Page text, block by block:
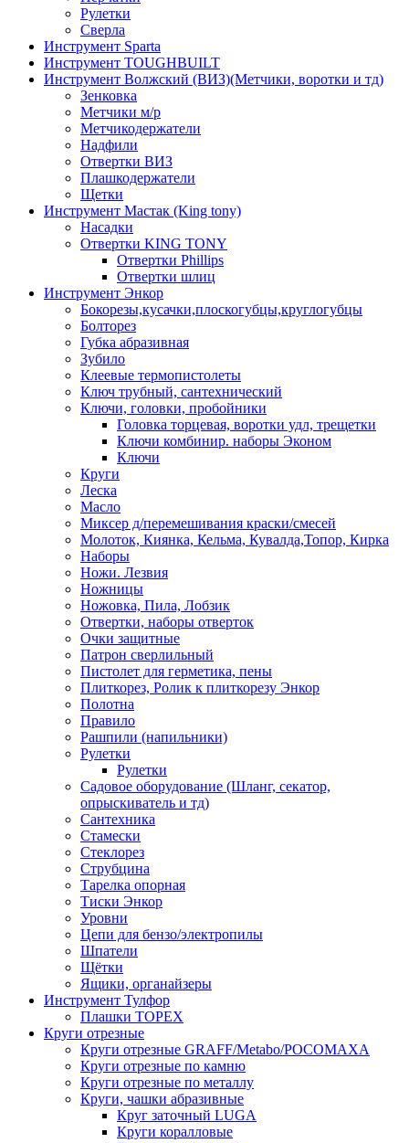
Рулетки
Сверла
Инструмент Sparta
Инструмент TOUGHBUILT
Инструмент Волжский (ВИЗ)(Метчики, воротки и тд)
Зенковка
Метчики м/р
Метчикодержатели
Надфили
Отвертки ВИЗ
Плашкодержатели
Щетки
Инструмент Мастак (King tony)
Насадки
Отвертки KING TONY
Отвертки Phillips
Отвертки шлиц
Инструмент Энкор
Бокорезы,кусачки,плоскогубцы,круглогубцы
Болторез
Губка абразивная
Зубило
Клеевые термопистолеты
Ключ трубный, сантехнический
Ключи, головки, пробойники
Головка торцевая, воротки удл, трещетки
Ключи комбинир. наборы Эконом
Ключи
Круги
Леска
Масло
Миксер д/перемешивания краски/смесей
Молоток, Киянка, Кельма, Кувалда,Топор, Кирка
Наборы
Ножи. Лезвия
Ножницы
Ножовка, Пила, Лобзик
Отвертки, наборы отверток
Очки защитные
Патрон сверлильный
Пистолет для герметика, пены
Плиткорез, Ролик к плиткорезу Энкор
Полотна
Правило
Рашпили (напильники)
Рулетки
Рулетки
Садовое оборудование (Шланг, секатор,
опрыскиватель и тд)
Сантехника
Стамески
Стеклорез
Струбцина
Тарелка опорная
Тиски Энкор
Уровни
Цепи для бензо/электропилы
Шпатели
Щётки
Ящики, органайзеры
Инструмент Тулфор
Плашки ТОРЕХ
Круги отрезные
Круги отрезные GRAFF/Metabo/РОСОМАХА
Круги отрезные по камню
Круги отрезные по металлу
Круги, чашки абразивные
Круг заточный LUGA
Круги коралловые